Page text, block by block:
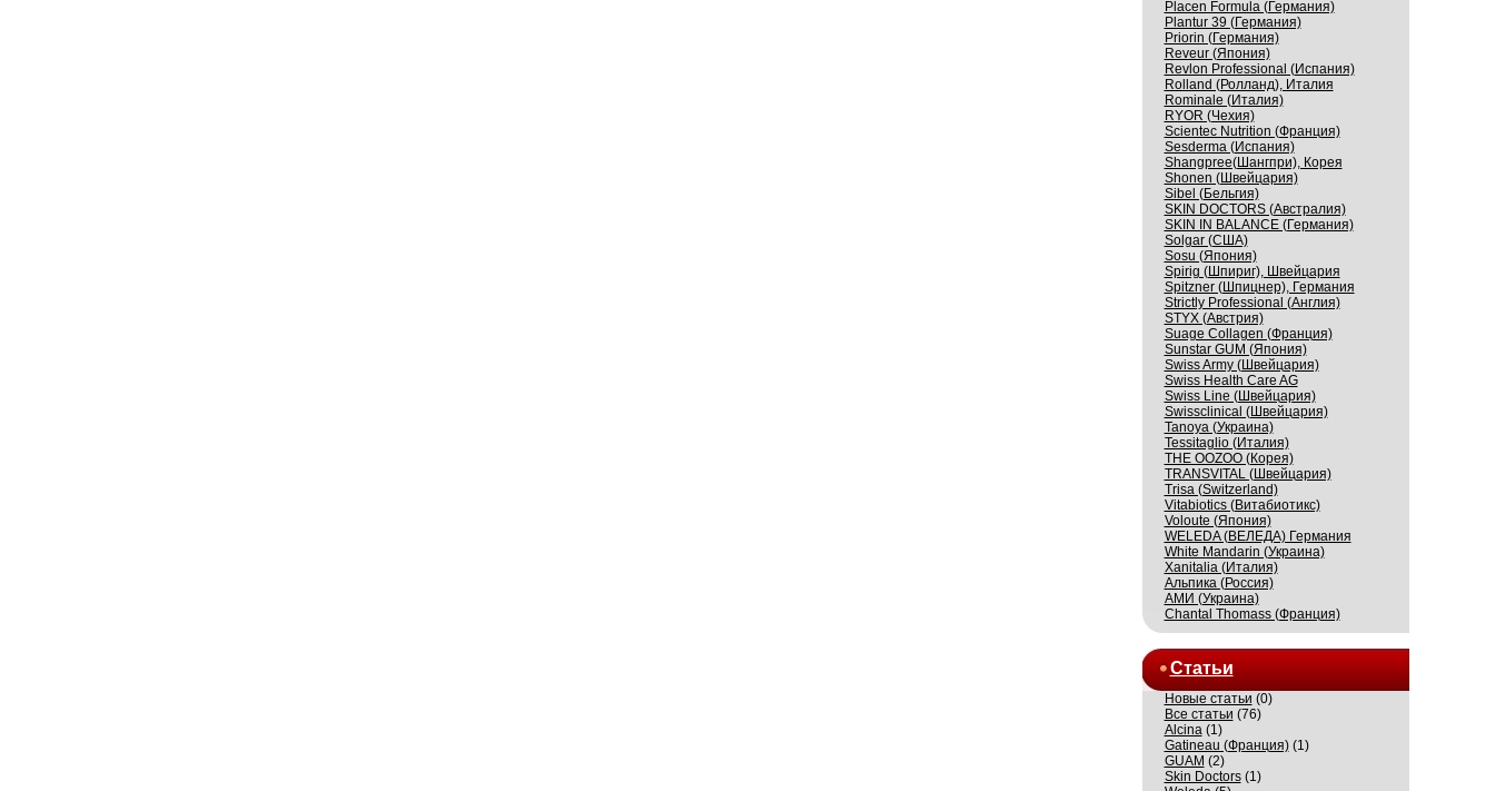
Placen Formula (Германия)
Plantur 39 (Германия)
Priorin (Германия)
Reveur (Япония)
Revlon Professional (Испания)
Rolland (Ролланд), Италия
Rominale (Италия)
RYOR (Чехия)
Scientec Nutrition (Франция)
Sesderma (Испания)
Shangpree(Шангпри), Корея
Shonen (Швейцария)
Sibel (Бельгия)
SKIN DOCTORS (Австралия)
SKIN IN BALANCE (Германия)
Solgar (США)
Sosu (Япония)
Spirig (Шпириг), Швейцария
Spitzner (Шпицнер), Германия
Strictly Professional (Англия)
STYX (Австрия)
Suage Collagen (Франция)
Sunstar GUM (Япония)
Swiss Army (Швейцария)
Swiss Health Care AG
Swiss Line (Швейцария)
Swissсlinical (Швейцария)
Tanoya (Украина)
Tessitaglio (Италия)
THE OOZOO (Корея)
TRANSVITAL (Швейцария)
Trisa (Switzerland)
Vitabiotics (Витабиотикс)
Voloute (Япония)
WELEDA (ВЕЛЕДА) Германия
White Mandarin (Украина)
Xanitalia (Италия)
Альпика (Россия)
АМИ (Украина)
Сhantal Thomass (Франция)
Статьи
Новые статьи (0)
Все статьи (76)
Alcina(1)
Gatineau (Франция)(1)
GUAM (2)
Skin Doctors(1)